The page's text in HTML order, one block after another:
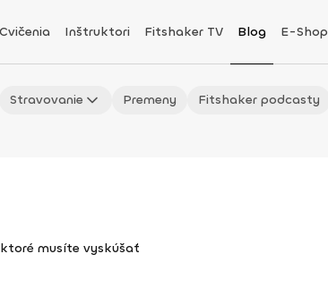
Cvičenia Inštruktori Fitshaker TV Blog E-Shop
Stravovanie Premeny Fitshaker podcasty
musíte vyskúšať